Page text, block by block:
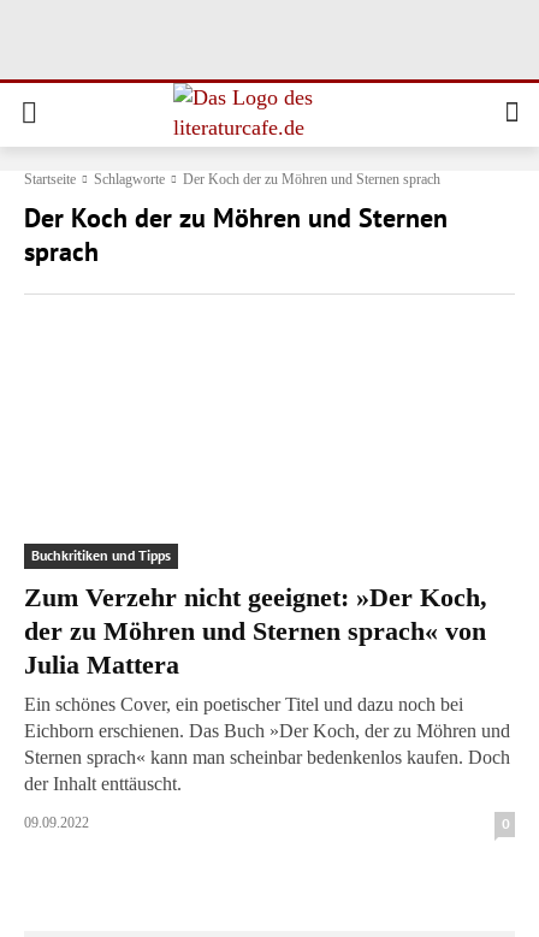
Startseite Schlagworte Der Koch der zu Möhren und Sternen sprach
Der Koch der zu Möhren und Sternen
sprach
Buchkritiken und Tipps
Zum Verzehr nicht geeignet: »Der Koch,
der zu Möhren und Sternen sprach« von
Julia Mattera
Ein schönes Cover, ein poetischer Titel und dazu noch bei
Eichborn erschienen. Das Buch »Der Koch, der zu Möhren und
Sternen sprach« kann man scheinbar bedenkenlos kaufen. Doch
der Inhalt enttäuscht.
09.09.2022 0